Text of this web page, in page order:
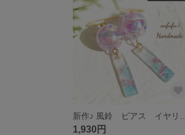
1,930円